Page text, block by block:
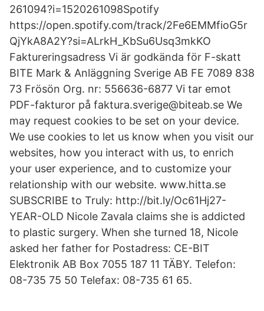
261094?i=1520261098Spotify
https://open.spotify.com/track/2Fe6EMMfioG5r
QjYkA8A2Y?si=ALrkH_KbSu6Usq3mkKO
Faktureringsadress Vi är godkända för F-skatt
BITE Mark & Anläggning Sverige AB FE 7089 838
73 Frösön Org. nr: 556636-6877 Vi tar emot
PDF-fakturor på faktura.sverige@biteab.se We
may request cookies to be set on your device.
We use cookies to let us know when you visit our
websites, how you interact with us, to enrich
your user experience, and to customize your
relationship with our website. www.hitta.se
SUBSCRIBE to Truly: http://bit.ly/Oc61Hj27-
YEAR-OLD Nicole Zavala claims she is addicted
to plastic surgery. When she turned 18, Nicole
asked her father for Postadress: CE-BIT
Elektronik AB Box 7055 187 11 TÄBY. Telefon:
08-735 75 50 Telefax: 08-735 61 65.